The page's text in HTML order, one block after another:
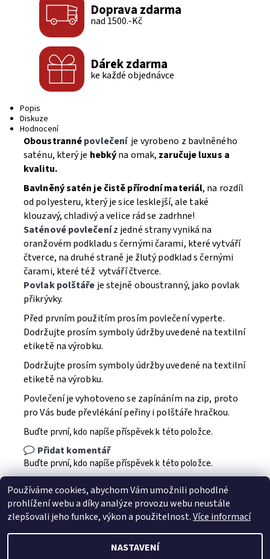
Doprava zdarma
nad 1500.-Kč
Dárek zdarma
ke každé objednávce
Popis
Diskuze
Hodnocení
Oboustrannépovlečení je vyrobeno z bavlněného
saténu, který je hebkýna omak, zaručuje luxus a
kvalitu.
Bavlněný satén je čistě přírodní materiál, na rozdíl
od polyesteru, který je sice lesklejší, ale také
klouzavý, chladivý a velice rád se zadrhne!
Saténové povlečeníz jedné strany vyniká na
oranžovém podkladu s černými čarami, které vytváří
čtverce, na druhé straně je žlutý podklad s černými
čarami, které též vytváří čtverce.
Povlak polštáře je stejně oboustranný, jako povlak
přikrývky.
Před prvním použitím prosím povlečení vyperte.
Dodržujte prosím symboly údržby uvedené na textilní
etiketě na výrobku.
Dodržujte prosím symboly údržby uvedené na textilní
etiketě na výrobku.
Povlečení je vyhotoveno se zapínáním na zip, proto
pro Vás bude převlékání peřiny i polštáře hračkou.
Buďte první, kdo napíše příspěvek k této položce.
Přidat komentář
Buďte první, kdo napíše příspěvek k této položce.
Používáme cookies, abychom Vám umožnili pohodlné
prohlížení webu a díky analýze provozu webu neustále
zlepšovali jeho funkce, výkon a použitelnost.Více informací
NASTAVENÍ